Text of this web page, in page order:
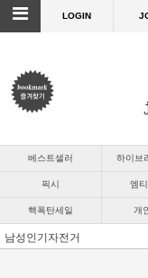
LOGIN
베스트셀러 하이브
픽시 엠
핵폭탄세일 개
남성인기자전거